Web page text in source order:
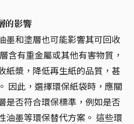
的影響
墨和塗層也可能影響其可回收
含有重金屬或其他有害物質，
紙漿，降低再生紙的品質，甚
因此，選擇環保紙袋時，應關
是否符合環保標準，例如是否
油墨等環保替代方案。 這些環